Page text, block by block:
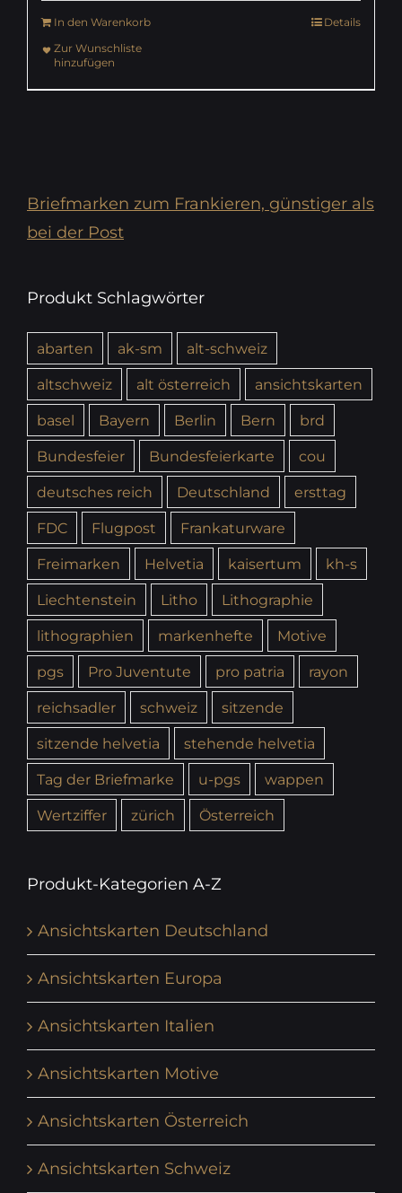
In den Warenkorb
Details
Zur Wunschliste
hinzufügen
Briefmarken zum Frankieren, günstiger als
bei der Post
Produkt Schlagwörter
abarten ak-sm
alt-schweiz
altschweiz
alt österreich
ansichtskarten
basel
Bayern Berlin Bern
brd
Bundesfeier
Bundesfeierkarte
cou
deutsches reich
Deutschland
ersttag
FDC
Flugpost
Frankaturware
Freimarken
Helvetia kaisertum
kh-s
Liechtenstein
Litho
Lithographie
lithographien
markenhefte
Motive
pgs
Pro Juventute pro patria
rayon
reichsadler
schweiz
sitzende
sitzende helvetia
stehende helvetia
Tag der Briefmarke
u-pgs
wappen
Wertziffer
zürich Österreich
Produkt-Kategorien A-Z
Ansichtskarten Deutschland
Ansichtskarten Europa
Ansichtskarten Italien
Ansichtskarten Motive
Ansichtskarten Österreich
Ansichtskarten Schweiz